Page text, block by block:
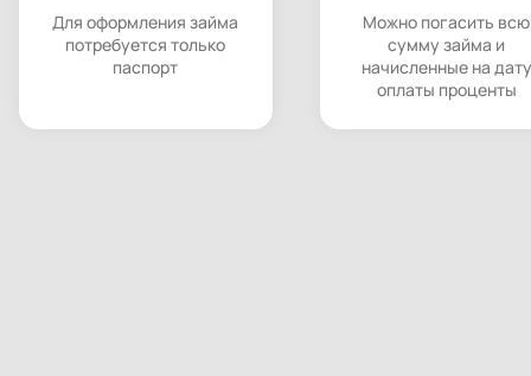
Для оформления займа
потребуется только
паспорт
Можно погасить всю
сумму займа и
начисленные на дату
оплаты проценты